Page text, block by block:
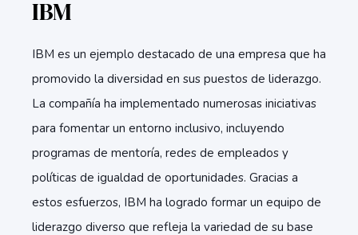
IBM
IBM es un ejemplo destacado de una empresa que ha
promovido la diversidad en sus puestos de liderazgo.
La compañía ha implementado numerosas iniciativas
para fomentar un entorno inclusivo, incluyendo
programas de mentoría, redes de empleados y
políticas de igualdad de oportunidades. Gracias a
estos esfuerzos, IBM ha logrado formar un equipo de
liderazgo diverso que refleja la variedad de su base